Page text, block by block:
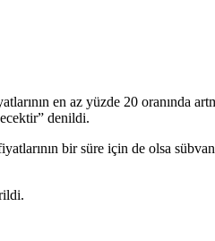
en az yüzde 20 oranında
denildi.
bir süre için de olsa